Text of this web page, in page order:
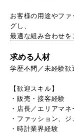
お客様の用途やフ
グし、
最適な組み合わせを
求める人材
学歴不問／未経験
【歓迎スキル】
・販売・接客経験
・店長／エリアマ
・ファッション、
・時計業界経験